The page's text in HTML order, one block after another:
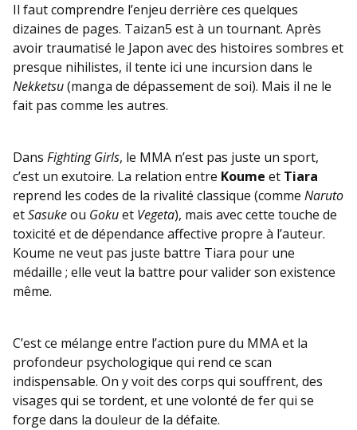
Il faut comprendre l’enjeu derrière ces quelques
dizaines de pages. Taizan5 est à un tournant. Après
avoir traumatisé le Japon avec des histoires sombres et
presque nihilistes, il tente ici une incursion dans le
Nekketsu(manga de dépassement de soi). Mais il ne le
fait pas comme les autres.
Dans Fighting Girls, le MMA n’est pas juste un sport,
c’est un exutoire. La relation entre Koume et Tiara
reprend les codes de la rivalité classique (comme Naruto
etSasukeou Gokuet Vegeta), mais avec cette touche de
toxicité et de dépendance affective propre à l’auteur.
Koume ne veut pas juste battre Tiara pour une
médaille ; elle veut la battre pour valider son existence
même.
C’est ce mélange entre l’action pure du MMA et la
profondeur psychologique qui rend ce scan
indispensable. On y voit des corps qui souffrent, des
visages qui se tordent, et une volonté de fer qui se
forge dans la douleur de la défaite.